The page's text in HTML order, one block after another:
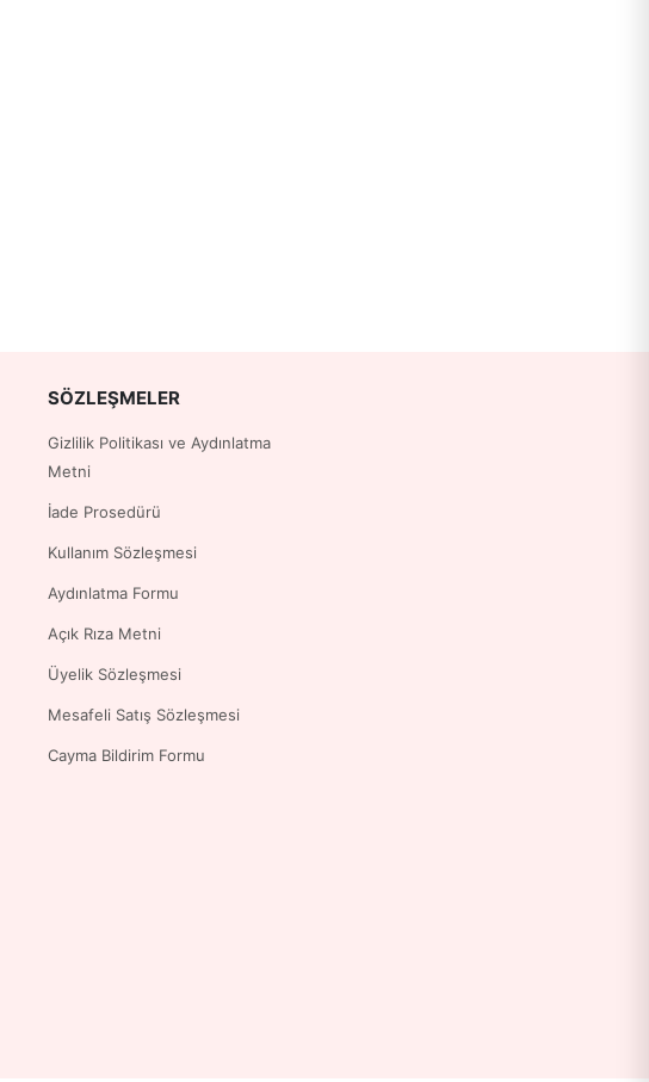
SÖZLEŞMELER
Gizlilik Politikası ve Aydınlatma
Metni
İade Prosedürü
Kullanım Sözleşmesi
Aydınlatma Formu
Açık Rıza Metni
Üyelik Sözleşmesi
Mesafeli Satış Sözleşmesi
Cayma Bildirim Formu